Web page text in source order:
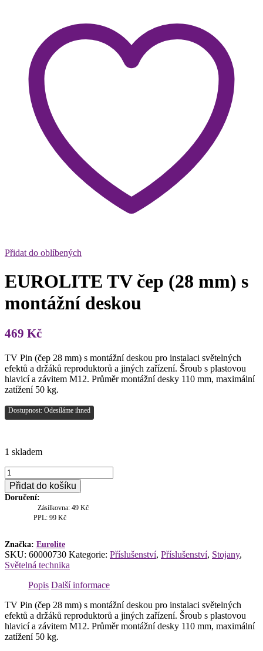
Přidat do oblíbených
EUROLITE TV čep (28 mm) s
montážní deskou
469 Kč
TV Pin (čep 28 mm) s montážní deskou pro instalaci světelných
efektů a držáků reproduktorů a jiných zařízení. Šroub s plastovou
hlavicí a závitem M12. Průměr montážní desky 110 mm, maximální
zatížení 50 kg.
Dostupnost: Odesíláme ihned
1 skladem
EUROLITE
TV
čep
(28
deskou
množství
Přidat do košíku
Doručení:
Zásilkovna: 49 Kč
PPL: 99 Kč
Značka: Eurolite
SKU: 60000730 Kategorie: Příslušenství, Příslušenství, Stojany,
Světelná technika
Popis Další informace
TV Pin (čep 28 mm) s montážní deskou pro instalaci světelných
efektů a držáků reproduktorů a jiných zařízení. Šroub s plastovou
hlavicí a závitem M12. Průměr montážní desky 110 mm, maximální
zatížení 50 kg.